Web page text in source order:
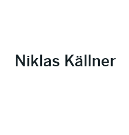
Niklas Källner